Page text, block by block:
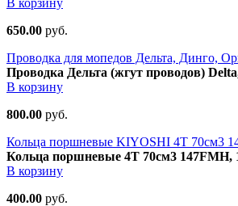
650.00 руб.
Проводка для мопедов Дельта, Динго,
Проводка Дельта (жгут проводов)
В корзину
800.00 руб.
Кольца поршневые KIYOSHI 4Т 70см3
Кольца поршневые 4Т 70см3
В корзину
400.00 руб.